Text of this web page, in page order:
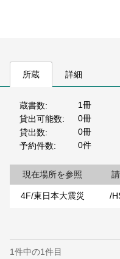
所蔵 詳細
蔵書数
1冊
貸出可能数
0冊
貸出数
0冊
予約件数
0件
現在場所を参照
4F/東日本大震災 /
1件中の1件目